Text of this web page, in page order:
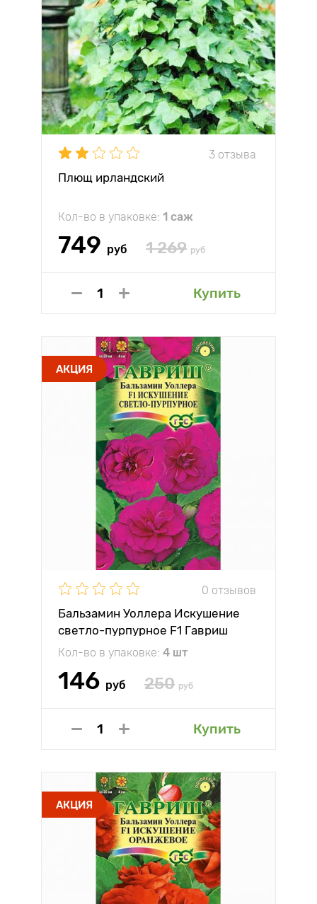
3 отзыва
Плющ ирландский
Кол-во в упаковке: 1 саж
749 руб 1 269 руб
Купить
АКЦИЯ
0 отзывов
Бальзамин Уоллера Искушение
светло-пурпурное F1 Гавриш
Кол-во в упаковке: 4 шт
146 руб 250 руб
Купить
АКЦИЯ